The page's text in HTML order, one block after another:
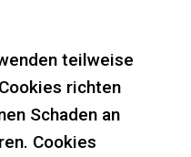
teilweise
richten
Schaden an
Cookies